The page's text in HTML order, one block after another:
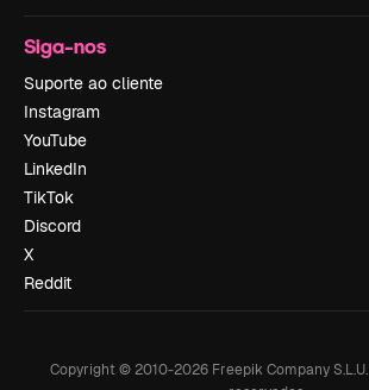
Siga-nos
Suporte ao cliente
Instagram
YouTube
LinkedIn
TikTok
Discord
X
Reddit
Copyright © 2010-2026Freepik Company S.L.U.